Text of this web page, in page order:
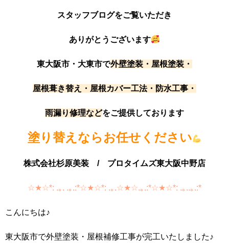
スタッフブログをご覧いただき
ありがとうございます
東大阪市・大東市で外壁塗装・屋根塗装・
屋根葺き替え・屋根カバー工法・防水工事・
雨漏り修理などをご提供しております
塗り替えならお任せください
株式会社杉原美装 /プロタイムズ東大阪中野店
☆★☆*: .｡. .｡.:*☆★☆*: .｡.☆★☆.｡.:*☆★☆*: .｡..｡.:*
こんにちは♪
東大阪市で外壁塗装・屋根補修工事が完工いたしました♪